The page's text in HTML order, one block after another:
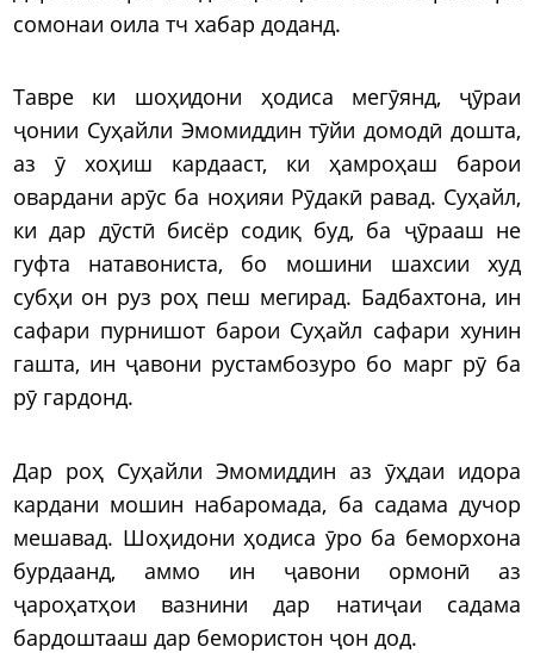
сомонаи оила тч хабар доданд.
Тавре ки шоҳидони ҳодиса мегӯянд, ҷӯраи
ҷонии Суҳайли Эмомиддин тӯйи домодӣ дошта,
аз ӯ хоҳиш кардааст, ки ҳамроҳаш барои
овардани арӯс ба ноҳияи Рӯдакӣ равад. Суҳайл,
ки дар дӯстӣ бисёр содиқ буд, ба ҷӯрааш не
гуфта натавониста, бо мошини шахсии худ
субҳи он руз роҳ пеш мегирад. Бадбахтона, ин
сафари пурнишот барои Суҳайл сафари хунин
гашта, ин ҷавони рустамбозуро бо марг рӯ ба
рӯ гардонд.
Дар роҳ Суҳайли Эмомиддин аз ӯҳдаи идора
кардани мошин набаромада, ба садама дучор
мешавад. Шоҳидони ҳодиса ӯро ба беморхона
бурдаанд, аммо ин ҷавони ормонӣ аз
ҷароҳатҳои вазнини дар натиҷаи садама
бардоштааш дар бемористон ҷон дод.